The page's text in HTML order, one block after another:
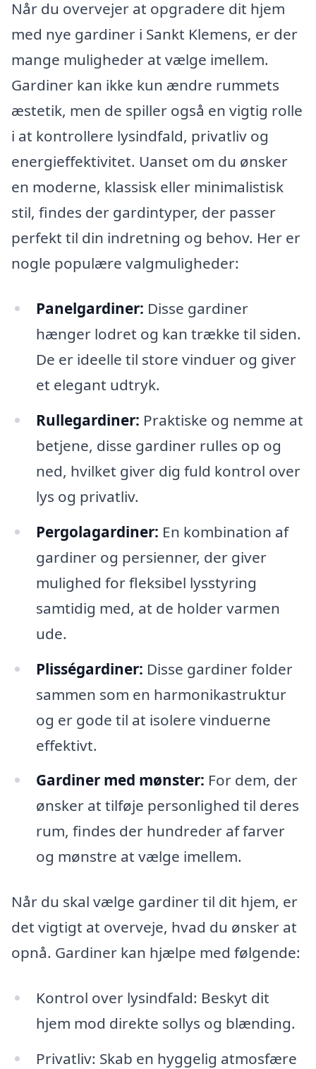
Når du overvejer at opgradere dit hjem
med nye gardiner i Sankt Klemens, er der
mange muligheder at vælge imellem.
Gardiner kan ikke kun ændre rummets
æstetik, men de spiller også en vigtig rolle
i at kontrollere lysindfald, privatliv og
energieffektivitet. Uanset om du ønsker
en moderne, klassisk eller minimalistisk
stil, findes der gardintyper, der passer
perfekt til din indretning og behov. Her er
nogle populære valgmuligheder:
Panelgardiner: Disse gardiner
hænger lodret og kan trække til siden.
De er ideelle til store vinduer og giver
et elegant udtryk.
Rullegardiner: Praktiske og nemme at
betjene, disse gardiner rulles op og
ned, hvilket giver dig fuld kontrol over
lys og privatliv.
Pergolagardiner: En kombination af
gardiner og persienner, der giver
mulighed for fleksibel lysstyring
samtidig med, at de holder varmen
ude.
Plisségardiner: Disse gardiner folder
sammen som en harmonikastruktur
og er gode til at isolere vinduerne
effektivt.
Gardiner med mønster: For dem, der
ønsker at tilføje personlighed til deres
rum, findes der hundreder af farver
og mønstre at vælge imellem.
Når du skal vælge gardiner til dit hjem, er
det vigtigt at overveje, hvad du ønsker at
opnå. Gardiner kan hjælpe med følgende:
Kontrol over lysindfald: Beskyt dit
hjem mod direkte sollys og blænding.
Privatliv: Skab en hyggelig atmosfære